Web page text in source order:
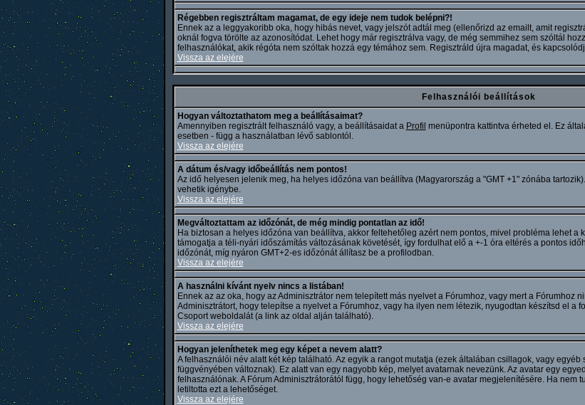
Régebben regisztráltam magamat, de egy ideje nem tudok belépni?!
Ennek az a leggyakoribb oka, hogy hibás nevet, vagy jelszót adtál meg (ellenőrizd az emailt, amit
oknál fogva törölte az azonosítódat. Lehet hogy már regisztrálva vagy, de még semmihez sem szóltál
felhasználókat, akik régóta nem szóltak hozzá egy témához sem. Regisztráld újra magadat, és
Vissza az elejére
Felhasználói beállítások
Hogyan változtathatom meg a beállításaimat?
Amennyiben regisztrált felhasználó vagy, a beállításaidat a Profil menüpontra kattintva érheted el. Ez
esetben - függ a használatban lévő sablontól.
Vissza az elejére
A dátum és/vagy időbeállítás nem pontos!
Az idő helyesen jelenik meg, ha helyes időzóna van beállítva (Magyarország a "GMT +1" zónába
vehetik igénybe.
Vissza az elejére
Megváltoztattam az időzónát, de még mindig pontatlan az idő!
Ha biztosan a helyes időzóna van beállítva, akkor feltehetőleg azért nem pontos, mivel probléma lehet a
támogatja a téli-nyári időszámítás változásának követését, így fordulhat elő a +-1 óra eltérés a pontos
időzónát, míg nyáron GMT+2-es időzónát állítasz be a profilodban.
Vissza az elejére
A használni kívánt nyelv nincs a listában!
Ennek az az oka, hogy az Adminisztrátor nem telepített más nyelvet a Fórumhoz, vagy mert a Fórumhoz
Adminisztrátort, hogy telepítse a nyelvet a Fórumhoz, vagy ha ilyen nem létezik, nyugodtan készítsd el a
Csoport weboldalát (a link az oldal alján található).
Vissza az elejére
Hogyan jeleníthetek meg egy képet a nevem alatt?
A felhasználói név alatt két kép található. Az egyik a rangot mutatja (ezek általában csillagok, vagy
függvényében változnak). Ez alatt van egy nagyobb kép, melyet avatarnak nevezünk. Az avatar egy
felhasználónak. A Fórum Adminisztrátorától függ, hogy lehetőség van-e avatar megjelenítésére. Ha nem
letiltotta ezt a lehetőséget.
Vissza az elejére